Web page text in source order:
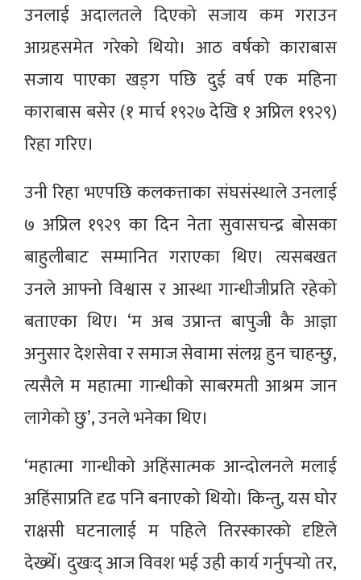
उनलाई अदालतले दिएको सजाय कम गराउन
आग्रहसमेत गरेको थियो। आठ वर्षको काराबास
सजाय पाएका खड्ग पछि दुई वर्ष एक महिना
काराबास बसेर (१ मार्च १९२७ देखि १ अप्रिल १९२९)
रिहा गरिए।
उनी रिहा भएपछि कलकत्ताका संघसंस्थाले उनलाई
७ अप्रिल १९२९ का दिन नेता सुवासचन्द्र बोसका
बाहुलीबाट सम्मानित गराएका थिए। त्यसबखत
उनले आफ्नो विश्वास र आस्था गान्धीजीप्रति रहेको
बताएका थिए। ‘म अब उप्रान्त बापुजी कै आज्ञा
अनुसार देशसेवा र समाज सेवामा संलग्न हुन चाहन्छु,
त्यसैले म महात्मा गान्धीको साबरमती आश्रम जान
लागेको छु’, उनले भनेका थिए।
‘महात्मा गान्धीको अहिंसात्मक आन्दोलनले मलाई
अहिंसाप्रति दृढ पनि बनाएको थियो। किन्तु, यस घोर
राक्षसी घटनालाई म पहिले तिरस्कारको दृष्टिले
देख्थेँ। दुखःद् आज विवश भई उही कार्य गर्नुपर्‍यो तर,